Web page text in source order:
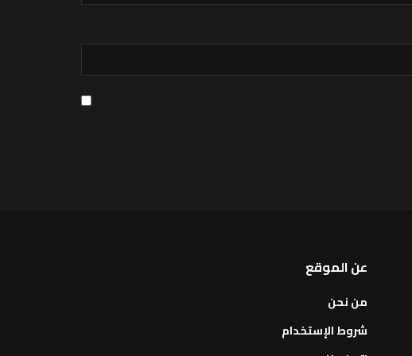
عن الموقع
من نحن
شروط الإستخدام